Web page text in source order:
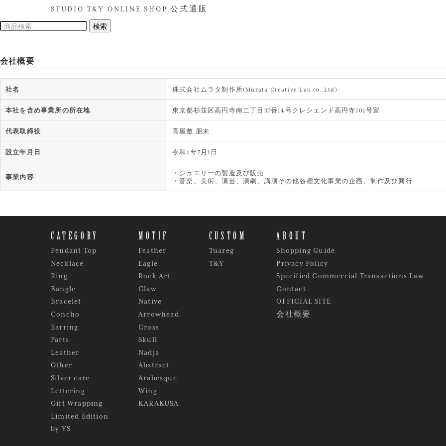
STUDIO T&Y ONLINE SHOP 公式通販
会社概要
社名 株式会社ムラタ制作所(Murata Creative Lab.co.,Ltd)
本社を含め事業所の所在地 東京都杉並区高円寺南二丁目37番14号クレシェンド高円寺101号室
代表取締役 高屋敷 朋未
設立年月日 令和4年7月1日
事業内容
・ジュエリーの製造及び販売
・音楽、美術、演芸、演劇、講演その他各種文化事業の企画、制作及び興行
CATEGORY
Pendant Top
Necklace
Ring
Bangle
Bracelet
Concho
Earring
Parts
Leather
Other
Silver care
Lettering
Gift Wrapping
Limited Edition
by YS
MOTIF
Feather
Eagle
Rock Art
Claw
Native
Arrowhead
Cross
Skull
Nadja
Abstract
Arabesque
Wing
KARAKUSA
CUSTOM
Tuareg
T&Y
ABOUT
Shopping Guide
Privacy Policy
Specified Commercial Transactions Law
Contact
OFFICIAL SITE
会社概要